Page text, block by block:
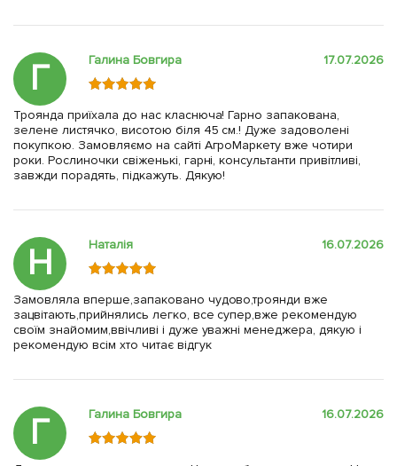
Г Галина Бовгира 17.07.2026
Троянда приїхала до нас класнюча! Гарно запакована,
зелене листячко, висотою біля 45 см.! Дуже задоволені
покупкою. Замовляємо на сайті АгроМаркету вже чотири
роки. Рослиночки свіженькі, гарні, консультанти привітливі,
завжди порадять, підкажуть. Дякую!
Н Наталія 16.07.2026
Замовляла вперше,запаковано чудово,троянди вже
зацвітають,прийнялись легко, все супер,вже рекомендую
своїм знайомим,ввічливі і дуже уважні менеджера, дякую і
рекомендую всім хто читає відгук
Г Галина Бовгира 16.07.2026